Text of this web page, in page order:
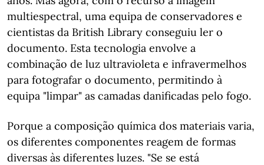
multiespectral, uma equipa de conservadores e
cientistas da British Library conseguiu ler o
documento. Esta tecnologia envolve a
combinação de luz ultravioleta e infravermelhos
para fotografar o documento, permitindo à
equipa "limpar" as camadas danificadas pelo fogo.
Porque a composição química dos materiais varia,
os diferentes componentes reagem de formas
diversas às diferentes luzes. "Se se está